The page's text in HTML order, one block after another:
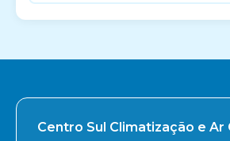
Centro Sul Climatização e Ar